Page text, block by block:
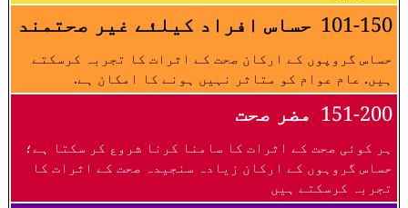
101-150 حساس افراد کیلئے غیر صحتمند
حساس گروپوں کے ارکان صحت کے اثرات کا تجربہ کرسکتے
ہیں. عام عوام کو متاثر نہیں ہونے کا امکان ہے.
151-200 مضر صحت
ہر کوئی صحت کے اثرات کا سامنا کرنا شروع کر سکتا ہے؛
حساس گروہوں کے ارکان زیادہ سنجیدہ صحت کے اثرات کا
تجربہ کرسکتے ہیں